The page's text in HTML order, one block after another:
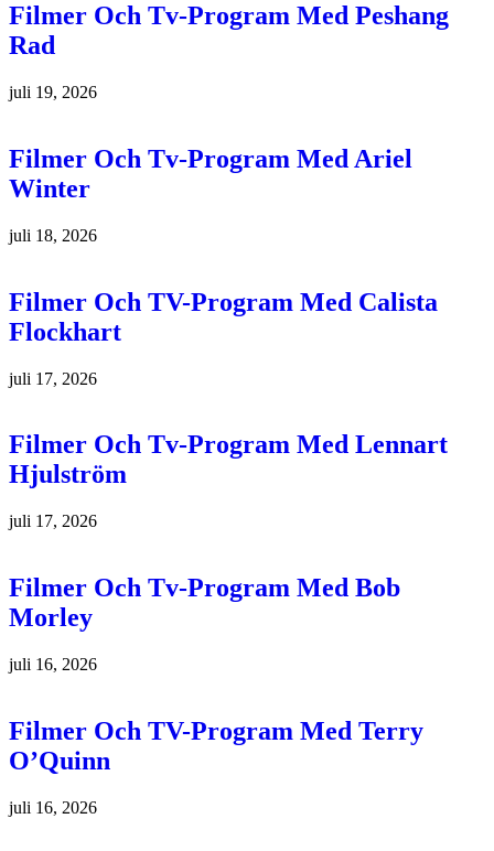
Filmer Och Tv-Program Med Peshang
Rad
juli 19, 2026
Filmer Och Tv-Program Med Ariel
Winter
juli 18, 2026
Filmer Och TV-Program Med Calista
Flockhart
juli 17, 2026
Filmer Och Tv-Program Med Lennart
Hjulström
juli 17, 2026
Filmer Och Tv-Program Med Bob
Morley
juli 16, 2026
Filmer Och TV-Program Med Terry
O’Quinn
juli 16, 2026